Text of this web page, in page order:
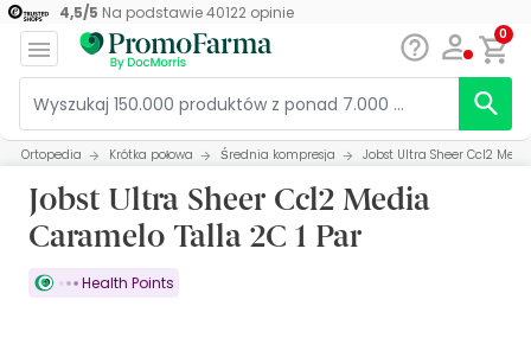
4,5/5 Na podstawie40122opinie
0
Ortopedia Krótka połowa Średnia kompresja Jobst Ultra Sheer Ccl2
Jobst Ultra Sheer Ccl2 Media
Caramelo Talla 2C 1 Par
Health Points